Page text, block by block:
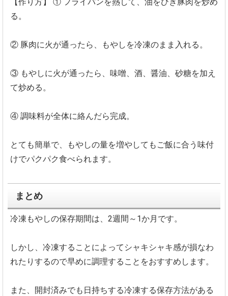
る。
② 豚肉に火が通ったら、もやしを冷凍のまま入れる。
③ もやしに火が通ったら、味噌、酒、醤油、砂糖を加え
て炒める。
④ 調味料が全体に絡んだら完成。
とても簡単で、もやしの量を増やしてもご飯に合う味付
けでパクパク食べられます。
まとめ
冷凍もやしの保存期間は、2週間～1か月です。
しかし、冷凍することによってシャキシャキ感が損なわ
れたりするので早めに調理することをおすすめします。
また、開封済みでも日持ちする冷凍する保存方法がある